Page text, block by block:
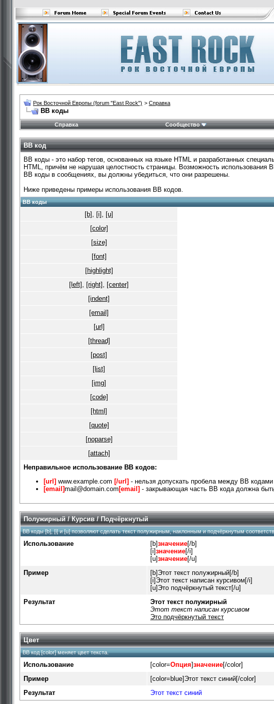
Рок Восточной Европы (forum "East Rock") > Справка
BB коды
Справка
Сообщество
BB код
BB коды - это набор тегов, основанных на языке HTML и разработанных
HTML, причём не нарушая целостность страницы. Возможность
BB коды в сообщениях, вы должны убедиться, что они разрешены.
Ниже приведены примеры использования BB кодов.
BB коды
[b] , [i] , [u]
[color]
[size]
[font]
[highlight]
[left] , [right] , [center]
[indent]
[email]
[url]
[thread]
[post]
[list]
[img]
[code]
[html]
[quote]
[noparse]
[attach]
Неправильное использование BB кодов:
[url] www.example.com [/url] - нельзя допускать пробела между BB кодами
[email]mail@domain.com [email] - закрывающая часть BB кода должна
Полужирный / Курсив / Подчёркнутый
BB коды [b], [i] и [u] позволяют сделать текст полужирным, наклонным и подчёркнутым
Использование [b]значение[/b]
[i]значение[/i]
[u]значение[/u]
Пример
[b]Этот текст полужирный[/b]
[i]Этот текст написан курсивом[/i]
[u]Это подчёркнутый текст[/u]
Результат
Этот текст полужирный
Этот текст написан курсивом
Это подчёркнутый текст
Цвет
BB код [color] меняет цвет текста.
Использование [color=Опция]значение[/color]
Пример
[color=blue]Этот текст синий[/color]
Результат
Этот текст синий